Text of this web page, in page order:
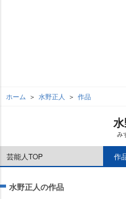
ホーム 水野正人 作品
み
芸能人TOP 作
水野正人の作品